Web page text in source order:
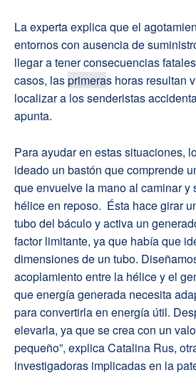
La experta explica que el
entornos con ausencia de
llegar a tener consecuencias fatales
casos, lasprimeras horas resultan
localizar a los senderistas
apunta.
Para ayudar en estas situaciones, l
ideado un bastón que comprende
queenvuelve la mano al caminary
hélice en reposo. Ésta hace girar
tubo del báculo yactiva un
factor limitante, ya que había que
dimensionesde un tubo.
acoplamiento entre la hélice y el
queenergía generada necesita
paraconvertirlaen energía útil.
elevarla, ya que se crea con un
pequeño”, explica Catalina Rus,
investigadoras implicadas en la